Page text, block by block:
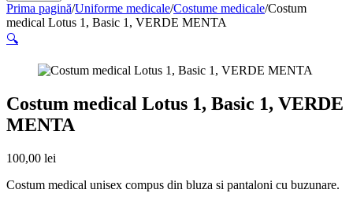
Prima pagină/Uniforme medicale/Costume medicale/Costum
medical Lotus 1, Basic 1, VERDE MENTA
🔍
Costum medical Lotus 1, Basic 1, VERDE
MENTA
100,00 lei
Costum medical unisex compus din bluza si pantaloni cu buzunare.